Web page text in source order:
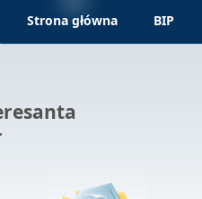
Strona główna BIP